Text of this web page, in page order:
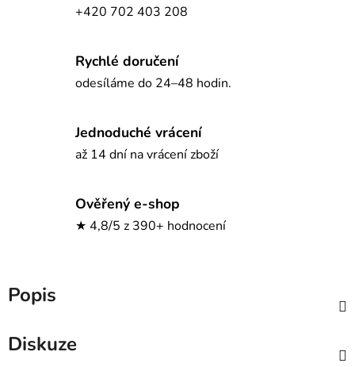
+420 702 403 208
Rychlé doručení
odesíláme do 24–48 hodin.
Jednoduché vrácení
až 14 dní na vrácení zboží
Ověřený e-shop
★ 4,8/5 z 390+ hodnocení
Popis
Diskuze